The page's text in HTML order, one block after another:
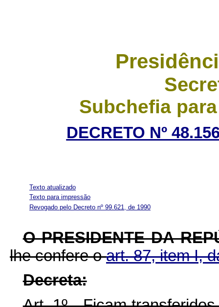
Subchefia
DECRETO Nº
Texto atualizado
Texto para impressão
Revogado pelo Decreto nº 99.621, de 1990
O PRESIDENTE DA
lhe confere oart. 87, item I,
Decreta: